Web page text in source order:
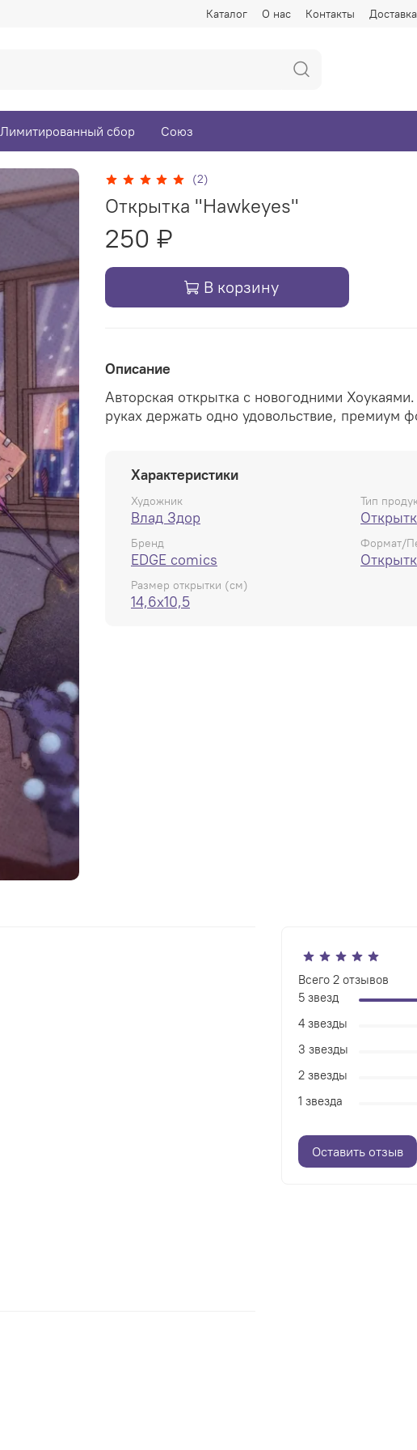
Каталог О нас Контакты
Лимитированный сбор Союз
(2)
Открытка "Hawkeyes"
250 ₽
В корзину
Описание
Авторская открытка с новогодними
руках держать одно удовольствие, премиум
Характеристики
Художник
Влад Здор
Тип
Бренд
EDGE comics
Формат/
Размер открытки (см)
14,6x10,5
Всего2 отзывов
5 звезд
4 звезды
3 звезды
2 звезды
1 звезда
Оставить отзыв